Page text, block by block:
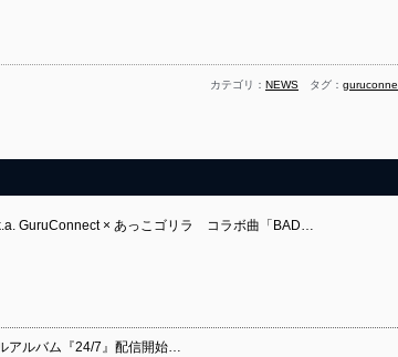
カテゴリ： NEWS タグ： guruconne
GuruConnect × あっこゴリラ コラボ曲「BAD…
アルバム『24/7』配信開始…